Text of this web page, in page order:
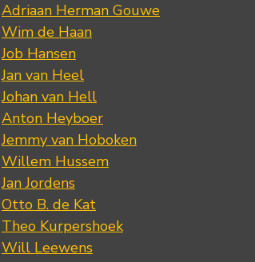
Adriaan Herman Gouwe
Wim de Haan
Job Hansen
Jan van Heel
Johan van Hell
Anton Heyboer
Jemmy van Hoboken
Willem Hussem
Jan Jordens
Otto B. de Kat
Theo Kurpershoek
Will Leewens